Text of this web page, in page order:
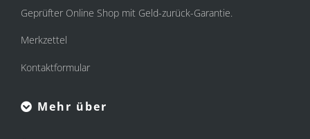
Geprüfter Online Shop mit Geld-zurück-Garantie.
Merkzettel
Kontaktformular
Mehr über